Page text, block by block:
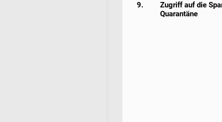
9.
Zugriff auf die
Quarantäne